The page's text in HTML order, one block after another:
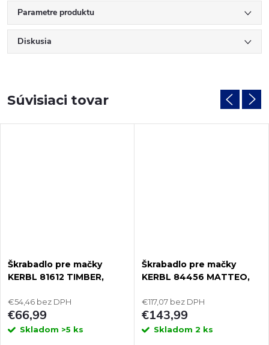
Parametre produktu
Diskusia
Súvisiaci tovar
Škrabadlo pre mačky
KERBL 81612 TIMBER,
150 cm
€54,46 bez DPH
€66,99
Skladom >5 ks
Škrabadlo pre mačky
KERBL 84456 MATTEO,
€117,07 bez DPH
€143,99
Skladom 2 ks